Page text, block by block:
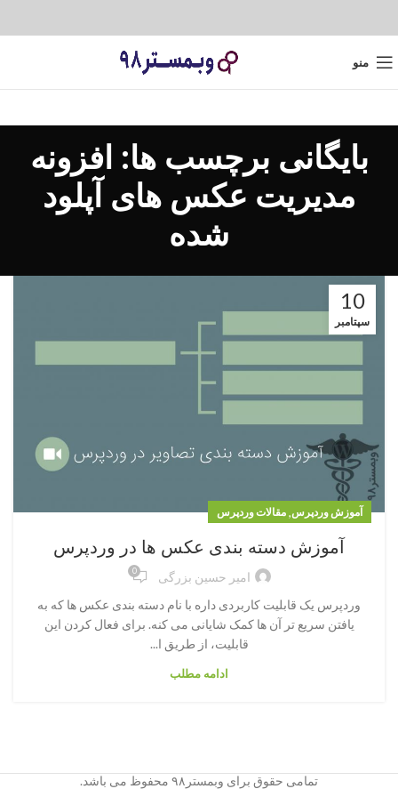
منو
بایگانی برچسب ها: افزونه
مدیریت عکس های آپلود
شده
10
سپتامبر
آموزش وردپرس, مقالات وردپرس
آموزش دسته بندی عکس ها در وردپرس
امیر حسین بزرگی 0
وردپرس یک قابلیت کاربردی داره با نام دسته بندی عکس ها که به
یافتن سریع تر آن ها کمک شایانی می کنه. برای فعال کردن این
قابلیت، از طریق ا...
ادامه مطلب
تمامی حقوق برای وبمستر۹۸ محفوظ می باشد.